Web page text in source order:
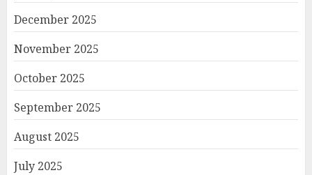
December 2025
November 2025
October 2025
September 2025
August 2025
July 2025